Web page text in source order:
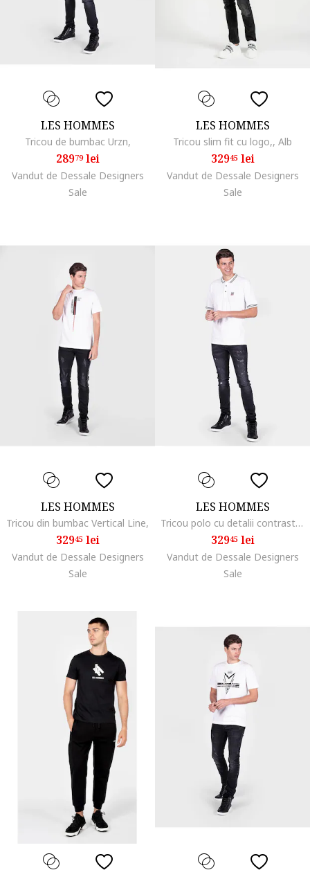
LES HOMMES
Tricou de bumbac Urzn,
28979lei
Vandut de Dessale Designers
Sale
LES HOMMES
Tricou slim fit cu logo,, Alb
32945lei
Vandut de Dessale Designers
Sale
LES HOMMES
Tricou din bumbac Vertical Line,
32945lei
Vandut de Dessale Designers
Sale
LES HOMMES
Tricou polo cu detalii contrastante LHU Gang,
32945lei
Vandut de Dessale Designers
Sale